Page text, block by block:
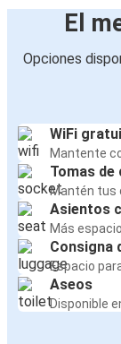
El
Opciones
WiFi
Mantente
Tomas
Mantén tus
Asientos
Más
Consigna
Espacio
Aseos
Disponible